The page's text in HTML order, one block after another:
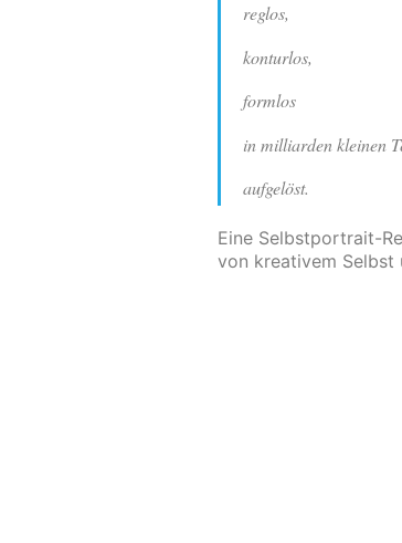
reglos,
konturlos,
formlos
in milliarden kleinen
aufgelöst.
Eine Selbstportrait-
von kreativem